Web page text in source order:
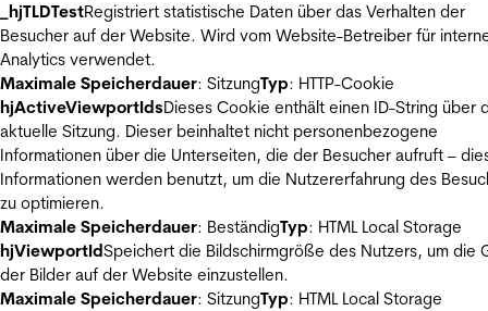
_hjTLDTestRegistriert statistische Daten über das Verhalten der
Besucher auf der Website. Wird vom Website-Betreiber für
Analytics verwendet.
Maximale Speicherdauer: SitzungTyp: HTTP-Cookie
hjActiveViewportIdsDieses Cookie enthält einen ID-String über
aktuelle Sitzung. Dieser beinhaltet nicht personenbezogene
Informationen über die Unterseiten, die der Besucher aufruft –
Informationen werden benutzt, um die Nutzererfahrung des
zu optimieren.
Maximale Speicherdauer: BeständigTyp: HTML Local Storage
hjViewportIdSpeichert die Bildschirmgröße des Nutzers, um die
der Bilder auf der Website einzustellen.
Maximale Speicherdauer: SitzungTyp: HTML Local Storage